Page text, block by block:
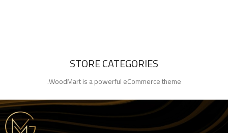
STORE CATEGORIES
WoodMart is a powerful eCommerce theme.